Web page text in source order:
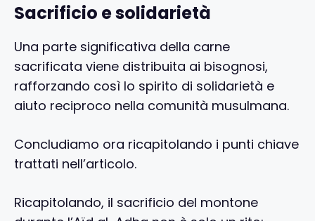
Sacrificio e solidarietà
Una parte significativa della carne
sacrificata viene distribuita ai bisognosi,
rafforzando così lo spirito di solidarietà e
aiuto reciproco nella comunità musulmana.
Concludiamo ora ricapitolando i punti chiave
trattati nell’articolo.
Ricapitolando, il sacrificio del montone